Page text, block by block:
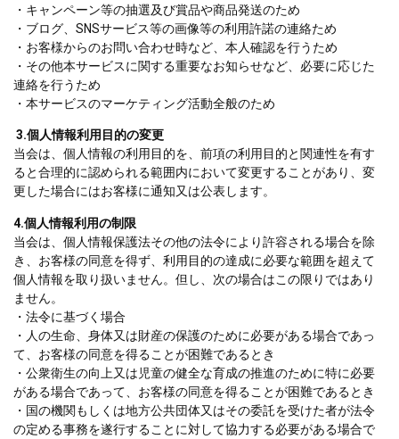
・キャンペーン等の抽選及び賞品や商品発送のため
・ブログ、SNSサービス等の画像等の利用許諾の連絡ため
・お客様からのお問い合わせ時など、本人確認を行うため
・その他本サービスに関する重要なお知らせなど、必要に応じた
連絡を行うため
・本サービスのマーケティング活動全般のため
3.個人情報利用目的の変更
当会は、個人情報の利用目的を、前項の利用目的と関連性を有す
ると合理的に認められる範囲内において変更することがあり、変
更した場合にはお客様に通知又は公表します。
4.個人情報利用の制限
当会は、個人情報保護法その他の法令により許容される場合を除
き、お客様の同意を得ず、利用目的の達成に必要な範囲を超えて
個人情報を取り扱いません。但し、次の場合はこの限りではあり
ません。
・法令に基づく場合
・人の生命、身体又は財産の保護のために必要がある場合であっ
て、お客様の同意を得ることが困難であるとき
・公衆衛生の向上又は児童の健全な育成の推進のために特に必要
がある場合であって、お客様の同意を得ることが困難であるとき
・国の機関もしくは地方公共団体又はその委託を受けた者が法令
の定める事務を遂行することに対して協力する必要がある場合で